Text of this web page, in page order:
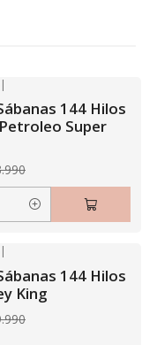
|
144 Hilos
Super
|
144 Hilos
King